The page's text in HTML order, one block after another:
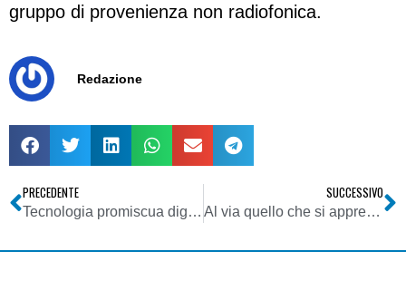
gruppo di provenienza non radiofonica.
Redazione
PRECEDENTE
Tecnologia promiscua digitale-analogico FMeXtra – Aggiornamento schede tecniche
SUCCESSIVO
Al via quello che si appresta a divenire il primo polo radiofonico privato italiano